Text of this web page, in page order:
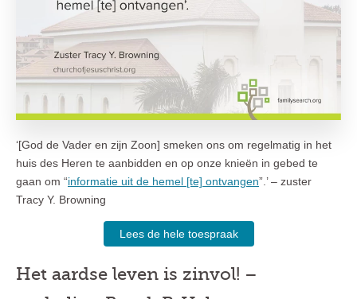
‘[God de Vader en zijn Zoon] smeken ons om regelmatig in het
huis des Heren te aanbidden en op onze knieën in gebed te
gaan om “informatie uit de hemel [te] ontvangen”.’ – zuster
Tracy Y. Browning
Lees de hele toespraak
Het aardse leven is zinvol! –